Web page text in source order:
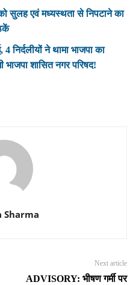
सुलह एवं मध्यस्थता से निपटाने का
निर्दलीयों ने थामा भाजपा का
भाजपा शासित नगर परिषद!
Sharma
Next article
ADVISORY: भीषण गर्मी पर